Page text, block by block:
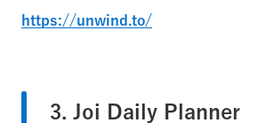
https://unwind.to/
3. Joi Daily Planner